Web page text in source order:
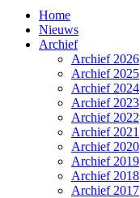
Home
Nieuws
Archief
Archief 2026
Archief 2025
Archief 2024
Archief 2023
Archief 2022
Archief 2021
Archief 2020
Archief 2019
Archief 2018
Archief 2017